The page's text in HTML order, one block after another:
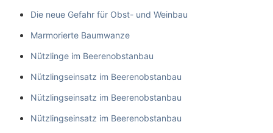
Die neue Gefahr für Obst- und Weinbau
Marmorierte Baumwanze
Nützlinge im Beerenobstanbau
Nützlingseinsatz im Beerenobstanbau
Nützlingseinsatz im Beerenobstanbau
Nützlingseinsatz im Beerenobstanbau